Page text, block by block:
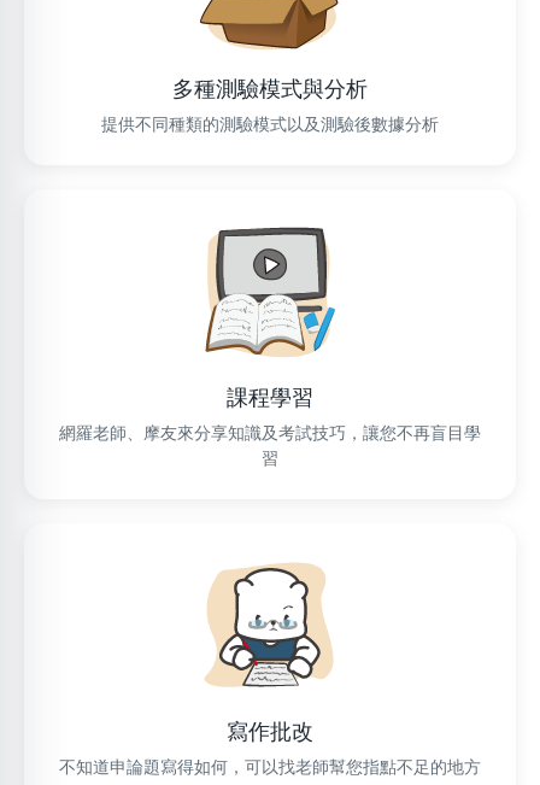
多種測驗模式與分析
提供不同種類的測驗模式以及測驗後數據分析
課程學習
網羅老師、摩友來分享知識及考試技巧，讓您不再盲目學
習
寫作批改
不知道申論題寫得如何，可以找老師幫您指點不足的地方